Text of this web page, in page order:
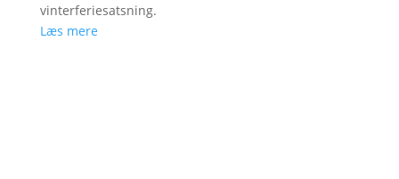
vinterferiesatsning.
Læs mere